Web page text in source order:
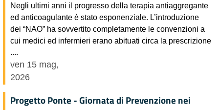
Negli ultimi anni il progresso della terapia antiaggregante
ed anticoagulante è stato esponenziale. L’introduzione
dei “NAO” ha sovvertito completamente le convenzioni a
cui medici ed infermieri erano abituati circa la prescrizione
....
ven 15 mag,
2026
Progetto Ponte - Giornata di Prevenzione nei